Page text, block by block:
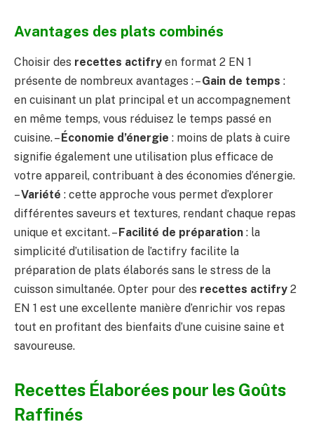
Avantages des plats combinés
Choisir des recettes actifry en format 2 EN 1
présente de nombreux avantages : –Gain de temps :
en cuisinant un plat principal et un accompagnement
en même temps, vous réduisez le temps passé en
cuisine. –Économie d’énergie : moins de plats à cuire
signifie également une utilisation plus efficace de
votre appareil, contribuant à des économies d’énergie.
–Variété : cette approche vous permet d’explorer
différentes saveurs et textures, rendant chaque repas
unique et excitant. –Facilité de préparation : la
simplicité d’utilisation de l’actifry facilite la
préparation de plats élaborés sans le stress de la
cuisson simultanée. Opter pour des recettes actifry 2
EN 1 est une excellente manière d’enrichir vos repas
tout en profitant des bienfaits d’une cuisine saine et
savoureuse.
Recettes Élaborées pour les Goûts
Raffinés